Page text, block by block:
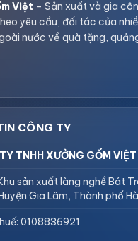
Việt – Sản xuất và gia
yêu cầu, đối tác của
nước về quà tặng,
TNHH XƯỞNG GỐM VIỆT
sản xuất làng nghề Bát
Gia Lâm, Thành phố
0108836921